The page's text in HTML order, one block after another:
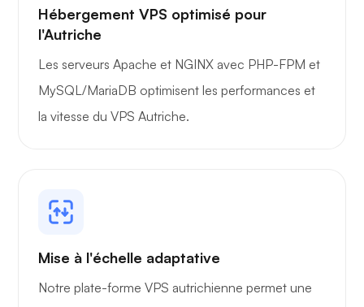
Hébergement VPS optimisé pour
l'Autriche
Les serveurs Apache et NGINX avec PHP-FPM et
MySQL/MariaDB optimisent les performances et
la vitesse du VPS Autriche.
Mise à l'échelle adaptative
Notre plate-forme VPS autrichienne permet une